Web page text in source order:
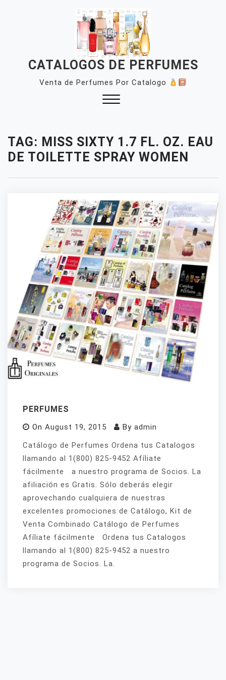
CATALOGOS DE PERFUMES
Venta de Perfumes Por Catalogo
TAG: MISS SIXTY 1.7 FL. OZ. EAU
DE TOILETTE SPRAY WOMEN
PERFUMES
On August 19, 2015 By admin
Catálogo de Perfumes Ordena tus Catalogos
llamando al 1(800) 825-9452 Afíliate
fácilmente a nuestro programa de Socios. La
afiliación es Gratis. Sólo deberás elegir
aprovechando cualquiera de nuestras
excelentes promociones de Catálogo, Kit de
Venta Combinado Catálogo de Perfumes
Afíliate fácilmente Ordena tus Catalogos
llamando al 1(800) 825-9452 a nuestro
programa de Socios. La.